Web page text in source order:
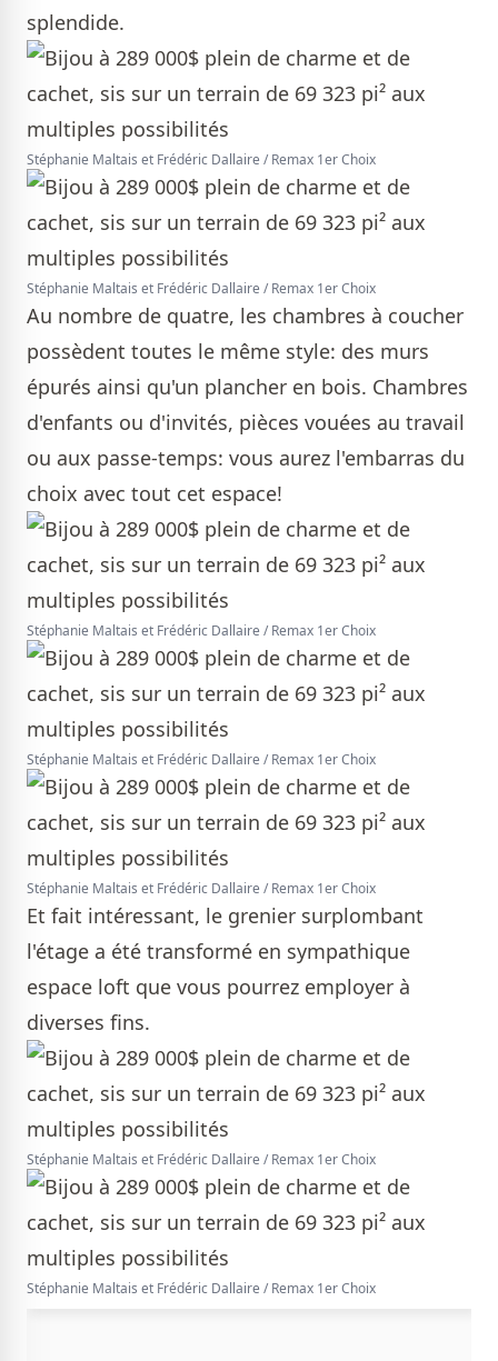
splendide.
Stéphanie Maltais et Frédéric Dallaire / Remax 1er Choix
Stéphanie Maltais et Frédéric Dallaire / Remax 1er Choix
Au nombre de quatre, les chambres à coucher
possèdent toutes le même style: des murs
épurés ainsi qu'un plancher en bois. Chambres
d'enfants ou d'invités, pièces vouées au travail
ou aux passe-temps: vous aurez l'embarras du
choix avec tout cet espace!
Stéphanie Maltais et Frédéric Dallaire / Remax 1er Choix
Stéphanie Maltais et Frédéric Dallaire / Remax 1er Choix
Stéphanie Maltais et Frédéric Dallaire / Remax 1er Choix
Et fait intéressant, le grenier surplombant
l'étage a été transformé en sympathique
espace loft que vous pourrez employer à
diverses fins.
Stéphanie Maltais et Frédéric Dallaire / Remax 1er Choix
Stéphanie Maltais et Frédéric Dallaire / Remax 1er Choix